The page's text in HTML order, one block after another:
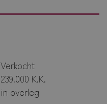
Verkocht
239.000 K.K.
in overleg